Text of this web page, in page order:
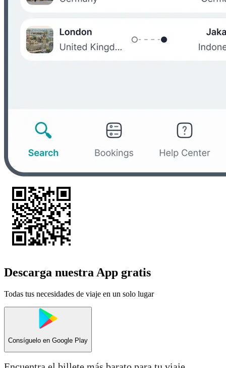
Descarga nuestra App gratis
Todas tus necesidades de viaje en un solo lugar
Consíguelo en Google Play